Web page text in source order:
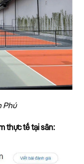
Phú
thực tế tại sân: